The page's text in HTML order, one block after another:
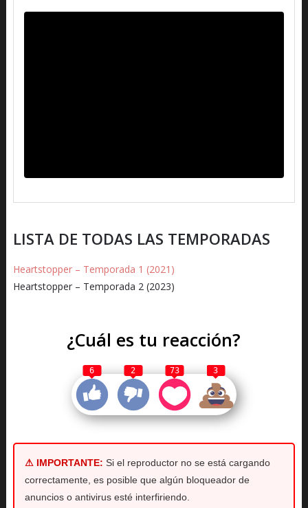
LISTA DE TODAS LAS TEMPORADAS
Heartstopper – Temporada 1 (2021)
Heartstopper – Temporada 2 (2023)
¿Cuál es tu reacción?
6 2 73 3
⚠ IMPORTANTE: Si el reproductor no se está cargando
correctamente, es posible que algún bloqueador de
anuncios o antivirus esté interfiriendo.